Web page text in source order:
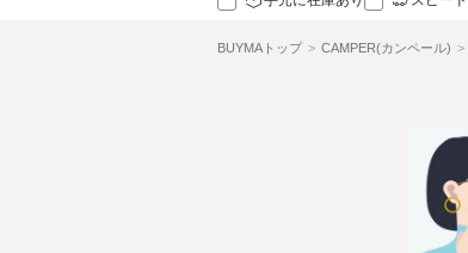
BUYMAトップ CAMPER(カンペール)